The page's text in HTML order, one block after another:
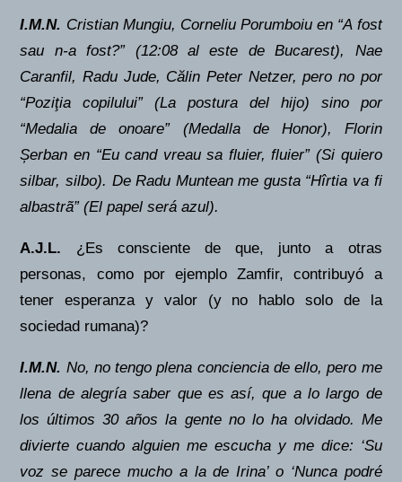
I.M.N. Cristian Mungiu, Corneliu Porumboiu en “A fost
sau n-a fost?” (12:08 al este de Bucarest), Nae
Caranfil, Radu Jude, Călin Peter Netzer, pero no por
“Poziţia copilului” (La postura del hijo) sino por
“Medalia de onoare” (Medalla de Honor), Florin
Șerban en “Eu cand vreau sa fluier, fluier” (Si quiero
silbar, silbo). De Radu Muntean me gusta “Hîrtia va fi
albastrã” (El papel será azul).
A.J.L. ¿Es consciente de que, junto a otras
personas, como por ejemplo Zamfir, contribuyó a
tener esperanza y valor (y no hablo solo de la
sociedad rumana)?
I.M.N. No, no tengo plena conciencia de ello, pero me
llena de alegría saber que es así, que a lo largo de
los últimos 30 años la gente no lo ha olvidado. Me
divierte cuando alguien me escucha y me dice: ‘Su
voz se parece mucho a la de Irina’ o ‘Nunca podré